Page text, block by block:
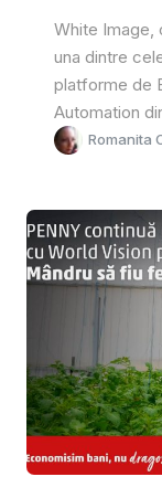
White Image,
una dintre
platforme de
Automation
Romanita